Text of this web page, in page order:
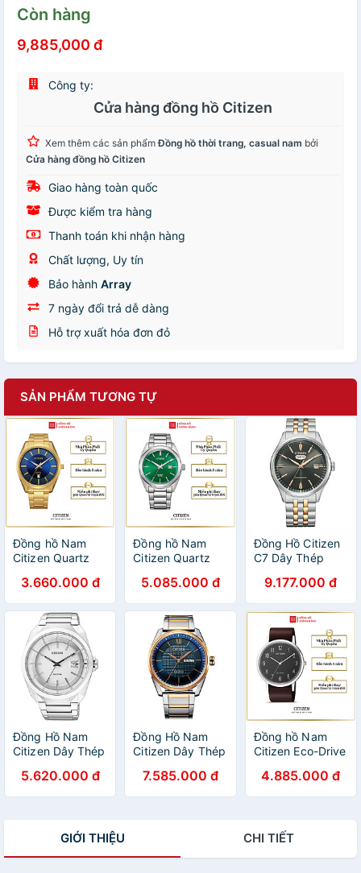
Còn hàng
9,885,000 đ
Công ty:
Cửa hàng đồng hồ Citizen
Xem thêm các sản phẩmĐồng hồ thời trang, casual nam bởi
Cửa hàng đồng hồ Citizen
Giao hàng toàn quốc
Được kiểm tra hàng
Thanh toán khi nhận hàng
Chất lượng, Uy tín
Bảo hành Array
7 ngày đổi trả dễ dàng
Hỗ trợ xuất hóa đơn đỏ
SẢN PHẨM TƯƠNG TỰ
Đồng hồ Nam
Citizen Quartz
42mm
3.660.000 đ
Đồng hồ Nam
Citizen Quartz
41mm
5.085.000 đ
Đồng Hồ Citizen
C7 Dây Thép
NH8394-70H -
Mặt
9.177.000 đ
Đồng Hồ Nam
Citizen Dây Thép
AW1010-57B -
Mặt Trắng
5.620.000 đ
Đồng Hồ Nam
Citizen Dây Thép
AW0086-85L -
Mặt Xanh
7.585.000 đ
Đồng hồ Nam
Citizen Eco-Drive
40.5mm
4.885.000 đ
GIỚI THIỆU CHI TIẾT